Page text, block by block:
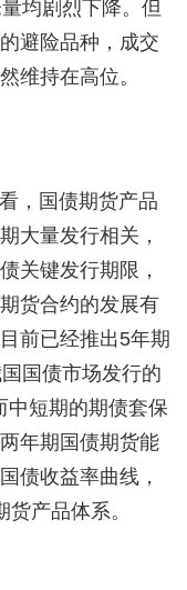
均剧烈下降。但
避险品种，成交
维持在高位。
，国债期货产品
大量发行相关，
关键发行期限，
货合约的发展有
前已经推出5年期
国债市场发行的
中短期的期债套保
年期国债期货能
债收益率曲线，
产品体系。